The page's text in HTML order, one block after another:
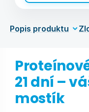
Popis produktu
21 dní –
mostík